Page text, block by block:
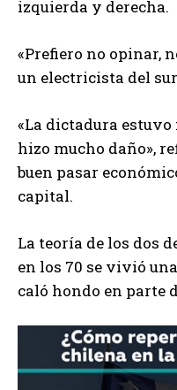
izquierda y derecha.
«Prefiero no opinar,
un electricista del
«La dictadura
hizo mucho daño»,
buen pasar
capital.
La teoría de los dos
en los 70 se vivió
caló hondo en parte